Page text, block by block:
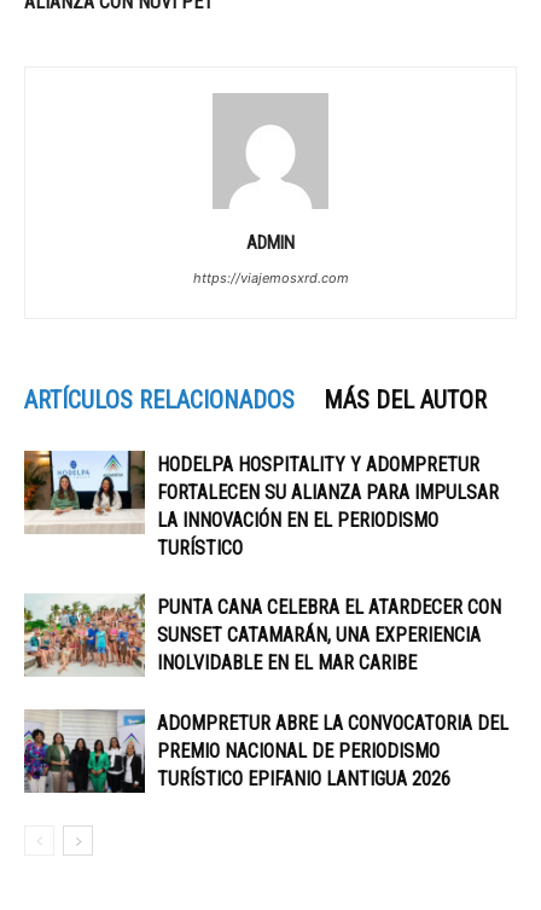
ADMIN
https://viajemosxrd.com
ARTÍCULOS RELACIONADOS MÁS DEL AUTOR
HODELPA HOSPITALITY Y ADOMPRETUR
FORTALECEN SU ALIANZA PARA IMPULSAR
LA INNOVACIÓN EN EL PERIODISMO
TURÍSTICO
PUNTA CANA CELEBRA EL ATARDECER CON
SUNSET CATAMARÁN, UNA EXPERIENCIA
INOLVIDABLE EN EL MAR CARIBE
ADOMPRETUR ABRE LA CONVOCATORIA DEL
PREMIO NACIONAL DE PERIODISMO
TURÍSTICO EPIFANIO LANTIGUA 2026